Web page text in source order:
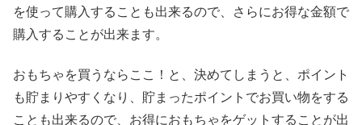
を使って購入することも出来るので、さらにお得な金額で
購入することが出来ます。
おもちゃを買うならここ！と、決めてしまうと、ポイント
も貯まりやすくなり、貯まったポイントでお買い物をする
ことも出来るので、お得におもちゃをゲットすることが出